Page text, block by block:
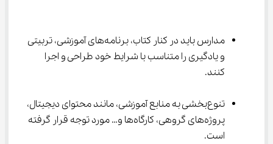
مدارس باید در کنار کتاب، برنامه‌های آموزشی، تربیتی
و یادگیری را متناسب با شرایط خود طراحی و اجرا
کنند.
تنوع‌بخشی به منابع آموزشی، مانند محتوای دیجیتال،
پروژه‌های گروهی، کارگاه‌ها و… مورد توجه قرار گرفته
است.